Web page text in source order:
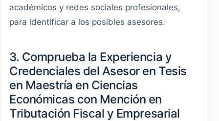
académicos y redes sociales profesionales,
para identificar a los posibles asesores.
3. Comprueba la Experiencia y
Credenciales del Asesor en Tesis
en Maestría en Ciencias
Económicas con Mención en
Tributación Fiscal y Empresarial